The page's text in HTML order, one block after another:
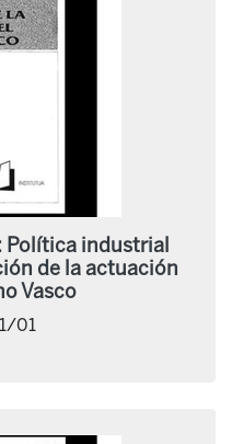
Política industrial
de la actuación
Vasco
01